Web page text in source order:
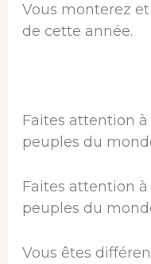
Vous monterez
de cette année.
Faites attention
peuples du
Faites attention
peuples du
Vous êtes